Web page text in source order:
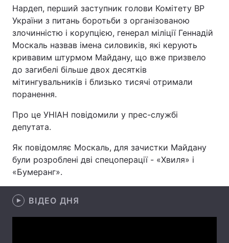
Головна
Україна Політика
Економіка
Спорт Наука
Зброя Інциденти
Здоров'я Туризм
Цікавинки
Нардеп, перший заступник голови Комітету ВР
України з питань боротьби з організованою
злочинністю і корупцією, генерал міліції Геннадій
Москаль назвав імена силовиків, які керують
кривавим штурмом Майдану, що вже призвело
до загибелі більше двох десятків
мітингувальників і близько тисячі отримали
поранення.
Про це УНІАН повідомили у прес-службі
депутата.
Як повідомляє Москаль, для зачистки Майдану
були розроблені дві спецоперації - «Хвиля» і
«Бумеранг».
ВІДЕО ДНЯ